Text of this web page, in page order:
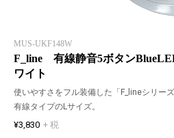
MUS-UKF148W
F_line 有線静音5ボタン
ワイト
使いやすさをフル装備した「F_lineシリーズ
有線タイプのLサイズ。
¥3,830 + 税